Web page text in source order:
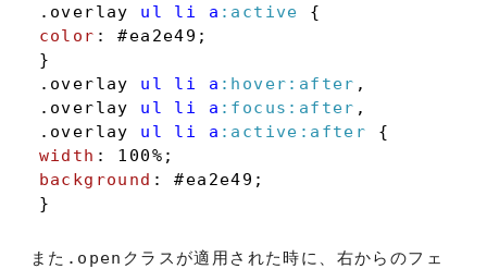
.overlay
ul li a :active
color : #ea2e49 ;
.overlay
ul li a :hover :after
.overlay
ul li a :focus :after
.overlay
ul li a :active :after
width : 100%
background : #ea2e49 ;
}
また .open クラスが適用された時に、右からのフェ